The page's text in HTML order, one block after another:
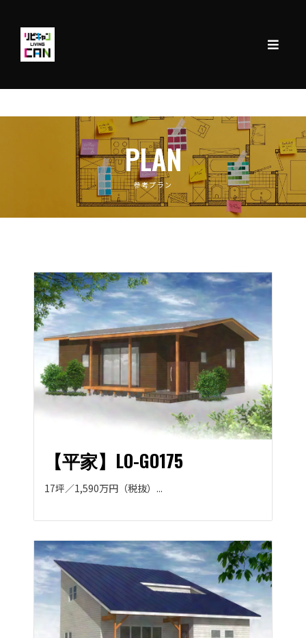
PLAN
参考プラン
【平家】LO-GO175
17坪／1,590万円（税抜）...